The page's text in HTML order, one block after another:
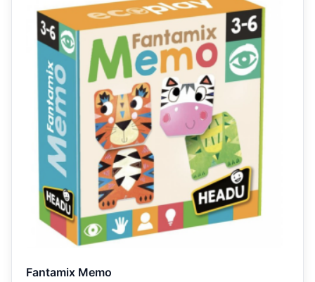
Fantamix Memo